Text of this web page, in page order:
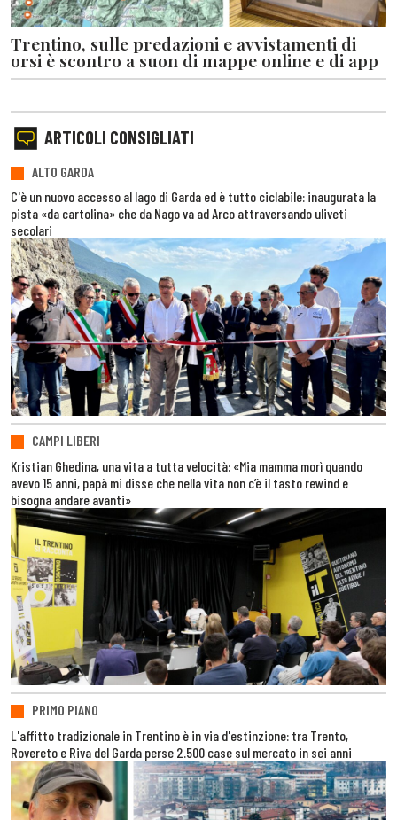
Trentino, sulle predazioni e avvistamenti di
orsi è scontro a suon di mappe online e di app
ARTICOLI CONSIGLIATI
ALTO GARDA
C'è un nuovo accesso al lago di Garda ed è tutto ciclabile: inaugurata la
pista «da cartolina» che da Nago va ad Arco attraversando uliveti
secolari
CAMPI LIBERI
Kristian Ghedina, una vita a tutta velocità: «Mia mamma morì quando
avevo 15 anni, papà mi disse che nella vita non c’è il tasto rewind e
bisogna andare avanti»
PRIMO PIANO
L'affitto tradizionale in Trentino è in via d'estinzione: tra Trento,
Rovereto e Riva del Garda perse 2.500 case sul mercato in sei anni